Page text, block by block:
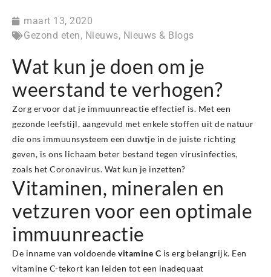
maart 13, 2020
Gezond eten, Nieuws, Nieuws & Blogs
Wat kun je doen om je
weerstand te verhogen?
Zorg ervoor dat je immuunreactie effectief is. Met een
gezonde leefstijl, aangevuld met enkele stoffen uit de natuur
die ons immuunsysteem een duwtje in de juiste richting
geven, is ons lichaam beter bestand tegen virusinfecties,
zoals het Coronavirus. Wat kun je inzetten?
Vitaminen, mineralen en
vetzuren voor een optimale
immuunreactie
De inname van voldoende vitamine C is erg belangrijk. Een
vitamine C-tekort kan leiden tot een inadequaat